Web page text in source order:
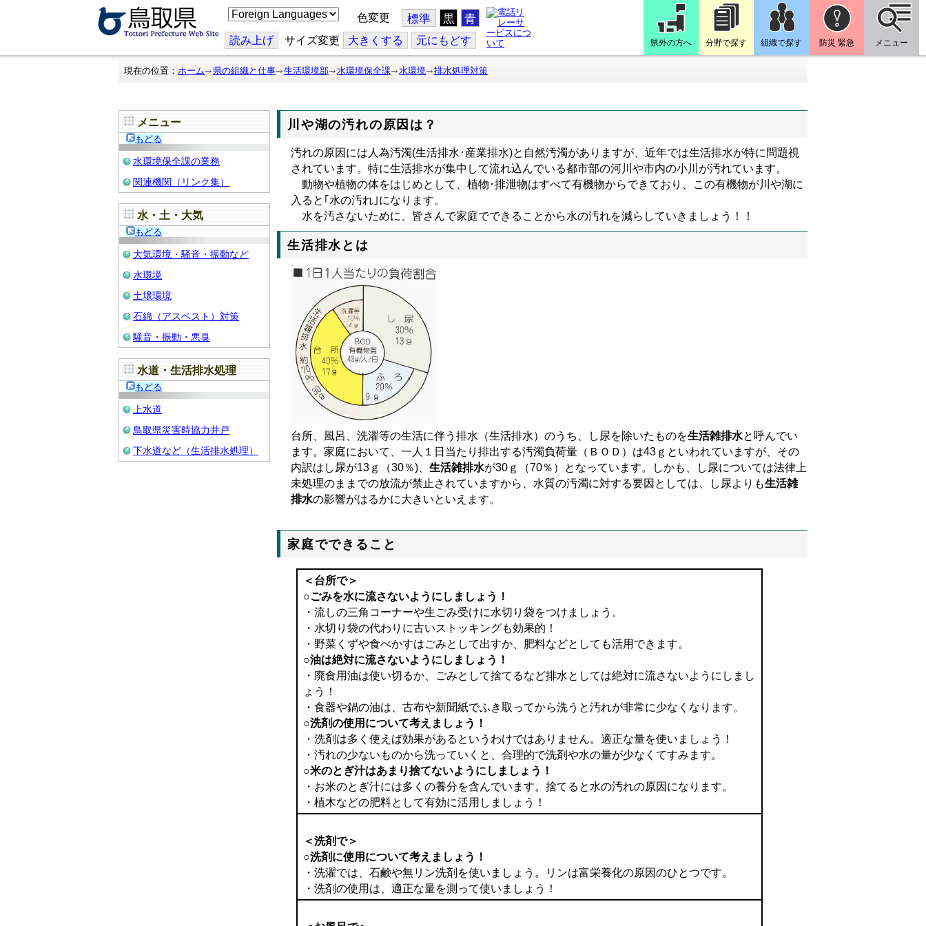
こ
の
ジ
を
翻
色変更 標準 黒 青
読み上げ サイズ変更 大きくする 元にもどす 県外の方へ 分野で探す 組織で探す 防災 緊急 メニュー
現在の位置： ホーム 県の組織と仕事 生活環境部 水環境保全課 水環境 排水処理対策
メニュー
もどる
水環境保全課の業務
関連機関（リンク集）
水・土・大気
もどる
大気環境・騒音・振動など
水環境
土壌環境
石綿（アスベスト）対策
騒音・振動・悪臭
水道・生活排水処理
もどる
上水道
鳥取県災害時協力井戸
下水道など（生活排水処理）
川や湖の汚れの原因は？
汚れの原因には人為汚濁(生活排水･産業排水)と自然汚濁がありますが、近年では生活排水が特に問題視
されています。特に生活排水が集中して流れ込んでいる都市部の河川や市内の小川が汚れています。
動物や植物の体をはじめとして、植物･排泄物はすべて有機物からできており、この有機物が川や湖に
入ると｢水の汚れ｣になります。
水を汚さないために、皆さんで家庭でできることから水の汚れを減らしていきましょう！！
生活排水とは
台所、風呂、洗濯等の生活に伴う排水（生活排水）のうち、し尿を除いたものを生活雑排水と呼んでい
ます。家庭において、一人１日当たり排出する汚濁負荷量（ＢＯＤ）は43ｇといわれていますが、その
内訳はし尿が13ｇ（30％)、 生活雑排水が30ｇ（70％）となっています。しかも、し尿については法律上
未処理のままでの放流が禁止されていますから、水質の汚濁に対する要因としては、し尿よりも生活雑
排水の影響がはるかに大きいといえます。
家庭でできること
＜台所で＞
○ごみを水に流さないようにしましょう！
・流しの三角コーナーや生ごみ受けに水切り袋をつけましょう。
・水切り袋の代わりに古いストッキングも効果的！
・野菜くずや食べかすはごみとして出すか、肥料などとしても活用できます。
○油は絶対に流さないようにしましょう！
・廃食用油は使い切るか、ごみとして捨てるなど排水としては絶対に流さないようにしまし
ょう！
・食器や鍋の油は、古布や新聞紙でふき取ってから洗うと汚れが非常に少なくなります。
○洗剤の使用について考えましょう！
・洗剤は多く使えば効果があるというわけではありません。適正な量を使いましょう！
・汚れの少ないものから洗っていくと、合理的で洗剤や水の量が少なくてすみます。
○米のとぎ汁はあまり捨てないようにしましょう！
・お米のとぎ汁には多くの養分を含んでいます。捨てると水の汚れの原因になります。
・植木などの肥料として有効に活用しましょう！
＜洗剤で＞
○洗剤に使用について考えましょう！
・洗濯では、石鹸や無リン洗剤を使いましょう。リンは富栄養化の原因のひとつです。
・洗剤の使用は、適正な量を測って使いましょう！